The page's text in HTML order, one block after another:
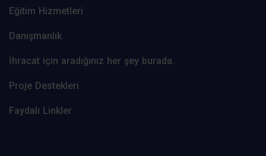
Eğitim Hizmetleri
Danışmanlık
İhracat için aradığınız her şey burada.
Proje Destekleri
Faydalı Linkler